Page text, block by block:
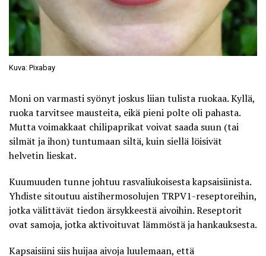
Kuva: Pixabay
Moni on varmasti syönyt joskus liian tulista ruokaa. Kyllä,
ruoka tarvitsee mausteita, eikä pieni polte oli pahasta.
Mutta voimakkaat chilipaprikat voivat saada suun (tai
silmät ja ihon) tuntumaan siltä, kuin siellä löisivät
helvetin lieskat.
Kuumuuden tunne johtuu rasvaliukoisesta kapsaisiinista.
Yhdiste sitoutuu aistihermosolujen TRPV1-reseptoreihin,
jotka välittävät tiedon ärsykkeestä aivoihin. Reseptorit
ovat samoja, jotka aktivoituvat lämmöstä ja hankauksesta.
Kapsaisiini siis huijaa aivoja luulemaan, että